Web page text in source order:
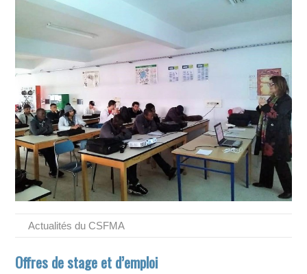
Actualités du CSFMA
Offres de stage et d’emploi